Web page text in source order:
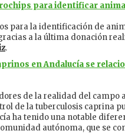
para identificar
para la identificación de
a la última donación
.
en Andalucía se
de la realidad del campo
de la tuberculosis caprina
ha tenido una notable
autónoma, que se